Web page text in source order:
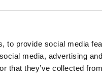
to provide social media
media, advertising
that they’ve collected
tilbud og
rett i